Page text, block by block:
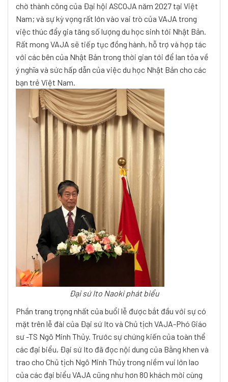
chờ thành công của Đại hội ASCOJA năm 2027 tại Việt
Nam; và sự kỳ vọng rất lớn vào vai trò của VAJA trong
việc thúc đẩy gia tăng số lượng du học sinh tới Nhật Bản.
Rất mong VAJA sẽ tiếp tục đồng hành, hỗ trợ và hợp tác
với các bên của Nhật Bản trong thời gian tới để lan tỏa về
ý nghĩa và sức hấp dẫn của việc du học Nhật Bản cho các
bạn trẻ Việt Nam.
Đại sứ Ito Naoki phát biểu
Phần trang trọng nhất của buổi lễ được bắt đầu với sự có
mặt trên lễ đài của Đại sứ Ito và Chủ tịch VAJA-Phó Giáo
sư -TS Ngô Minh Thủy. Trước sự chứng kiến của toàn thể
các đại biểu, Đại sứ Ito đã đọc nội dung của Bằng khen và
trao cho Chủ tịch Ngô Minh Thủy trong niềm vui lớn lao
của các đại biểu VAJA cũng như hơn 80 khách mời cùng